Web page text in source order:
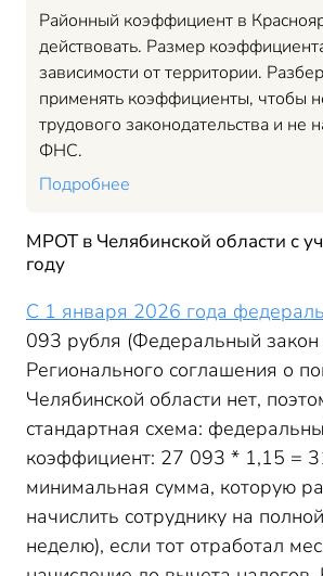
Районный коэффициент в
действовать. Размер
зависимости от территории.
применять коэффициенты, чтобы
трудового законодательства и
ФНС.
Подробнее
МРОТ в Челябинской области с
году
С 1 января 2026 года
093 рубля (Федеральный
Регионального соглашения о
Челябинской области нет,
стандартная схема:
коэффициент: 27 093 * 1,15 =
минимальная сумма, которую
начислить сотруднику на
неделю), если тот отработал